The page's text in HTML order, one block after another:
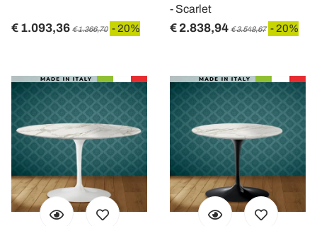
€ 1.093,36 € 1.366,70 - 20%
- Scarlet
€ 2.838,94 € 3.548,67 - 20%